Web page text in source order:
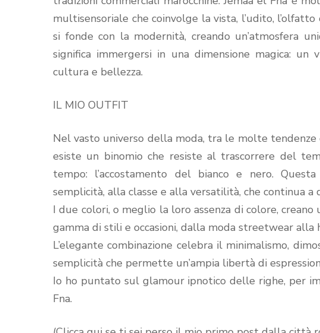
multisensoriale che coinvolge la vista, l’udito,
si fonde con la modernità, creando un’atmosfera
significa immergersi in una dimensione magica: un
cultura e bellezza.
IL MIO OUTFIT
Nel vasto universo della moda, tra le molte
esiste un binomio che resiste al trascorrere del
tempo: l’accostamento del bianco e nero.
semplicità, alla classe e alla versatilità, che continua a
I due colori, o meglio la loro assenza di colore,
gamma di stili e occasioni, dalla moda streetwear alla
L’elegante combinazione celebra il minimalismo,
semplicità che permette un’ampia libertà di
Io ho puntato sul glamour ipnotico delle righe, per
Fna.